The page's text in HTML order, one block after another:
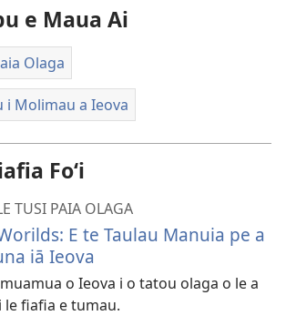
e Maua Ai
Olaga
i Molimau a Ieova
Foʻi
TUSI PAIA OLAGA
E te Taulau Manuia pe a
iā Ieova
o Ieova i o tatou olaga o le a
le fiafia e tumau.